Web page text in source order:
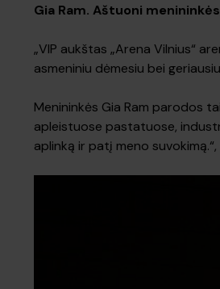
Gia Ram. Aštuoni
„VIP aukštas „Arena Vilnius“
asmeniniu dėmesiu bei
Menininkės Gia Ram parodos
apleistuose pastatuose,
aplinką ir patį meno